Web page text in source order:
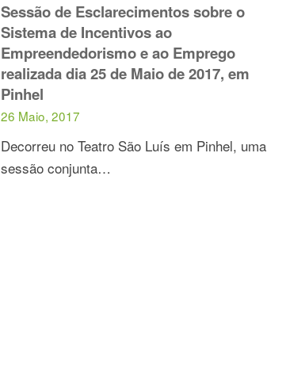
Sessão de Esclarecimentos sobre o
Sistema de Incentivos ao
Empreendedorismo e ao Emprego
realizada dia 25 de Maio de 2017, em
Pinhel
26 Maio, 2017
Decorreu no Teatro São Luís em Pinhel, uma
sessão conjunta…